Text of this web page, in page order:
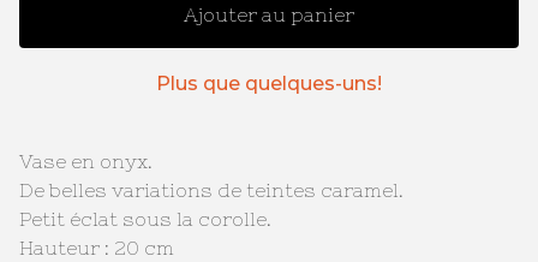
Ajouter au panier
Plus que quelques-uns!
Vase en onyx.
De belles variations de teintes caramel.
Petit éclat sous la corolle.
Hauteur : 20 cm